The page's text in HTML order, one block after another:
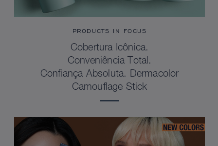
PRODUCTS IN FOCUS
Cobertura Icônica.
Conveniência Total.
Confiança Absoluta. Dermacolor
Camouflage Stick